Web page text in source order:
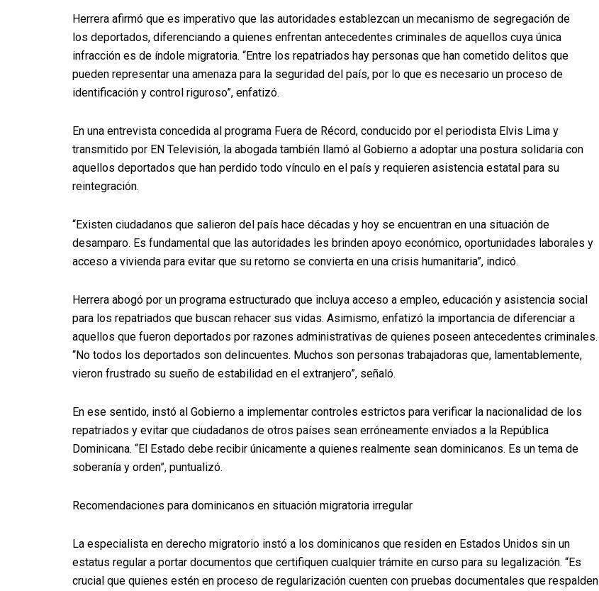
Herrera afirmó que es imperativo que las autoridades establezcan un mecanismo de segregación de
los deportados, diferenciando a quienes enfrentan antecedentes criminales de aquellos cuya única
infracción es de índole migratoria. “Entre los repatriados hay personas que han cometido delitos que
pueden representar una amenaza para la seguridad del país, por lo que es necesario un proceso de
identificación y control riguroso”, enfatizó.
En una entrevista concedida al programa Fuera de Récord, conducido por el periodista Elvis Lima y
transmitido por EN Televisión, la abogada también llamó al Gobierno a adoptar una postura solidaria con
aquellos deportados que han perdido todo vínculo en el país y requieren asistencia estatal para su
reintegración.
“Existen ciudadanos que salieron del país hace décadas y hoy se encuentran en una situación de
desamparo. Es fundamental que las autoridades les brinden apoyo económico, oportunidades laborales y
acceso a vivienda para evitar que su retorno se convierta en una crisis humanitaria”, indicó.
Herrera abogó por un programa estructurado que incluya acceso a empleo, educación y asistencia social
para los repatriados que buscan rehacer sus vidas. Asimismo, enfatizó la importancia de diferenciar a
aquellos que fueron deportados por razones administrativas de quienes poseen antecedentes criminales.
“No todos los deportados son delincuentes. Muchos son personas trabajadoras que, lamentablemente,
vieron frustrado su sueño de estabilidad en el extranjero”, señaló.
En ese sentido, instó al Gobierno a implementar controles estrictos para verificar la nacionalidad de los
repatriados y evitar que ciudadanos de otros países sean erróneamente enviados a la República
Dominicana. “El Estado debe recibir únicamente a quienes realmente sean dominicanos. Es un tema de
soberanía y orden”, puntualizó.
Recomendaciones para dominicanos en situación migratoria irregular
La especialista en derecho migratorio instó a los dominicanos que residen en Estados Unidos sin un
estatus regular a portar documentos que certifiquen cualquier trámite en curso para su legalización. “Es
crucial que quienes estén en proceso de regularización cuenten con pruebas documentales que respalden